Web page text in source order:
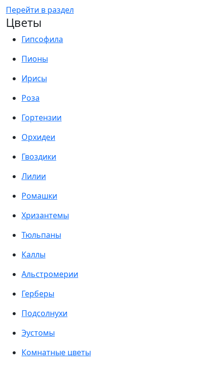
Перейти в раздел
Цветы
Гипсофила
Пионы
Ирисы
Роза
Гортензии
Орхидеи
Гвоздики
Лилии
Ромашки
Хризантемы
Тюльпаны
Каллы
Альстромерии
Герберы
Подсолнухи
Эустомы
Комнатные цветы